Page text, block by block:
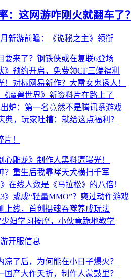
：这网游咋刚火就翻车了？
新游前瞻：《诡秘之主》领衔
要来了？钢铁侠或在复联6登场
预约开启，免费领CF三端福利
对标网易新作？大雷女鬼诱人！
魔兽世界》新资料片在路上了
炉：第一名竟然不是腾讯系游戏
，玩家吐槽：就给这点福利？
！
雕龙》制作人黑料遭曝光！
？重生后我靠哮天犬横扫千军
在线人数是《马拉松》的八倍！
》或成“轻量MMO”？爽过动作游戏
上线，首创摄魂吞噬养成玩法
妇学习按摩，小伙竟跪地教学
开服信息
了后，为何能在小日子爆火？
产大作夭折，制作人蒙鼓里？